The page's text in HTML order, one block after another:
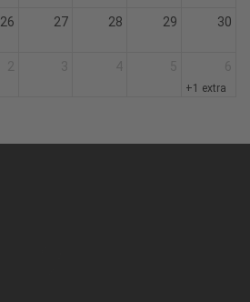
26 27 28 29 30
+1 extra